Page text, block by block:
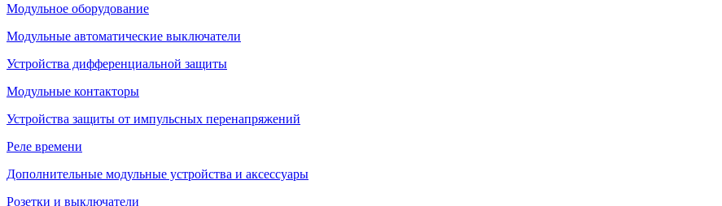
Модульное оборудование
Модульные автоматические выключатели
Устройства дифференциальной защиты
Модульные контакторы
Устройства защиты от импульсных перенапряжений
Реле времени
Дополнительные модульные устройства и аксессуары
Розетки и выключатели